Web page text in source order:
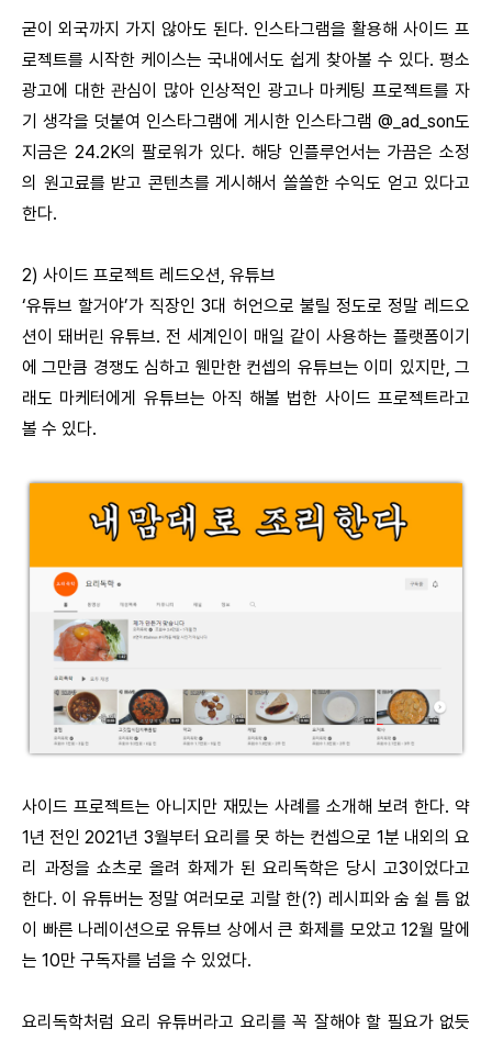
굳이 외국까지 가지 않아도 된다. 인스타그램을 활용해 사이드 프
로젝트를 시작한 케이스는 국내에서도 쉽게 찾아볼 수 있다. 평소
광고에 대한 관심이 많아 인상적인 광고나 마케팅 프로젝트를 자
기 생각을 덧붙여 인스타그램에 게시한 인스타그램 @_ad_son도
지금은 24.2K의 팔로워가 있다. 해당 인플루언서는 가끔은 소정
의 원고료를 받고 콘텐츠를 게시해서 쏠쏠한 수익도 얻고 있다고
한다.
2) 사이드 프로젝트 레드오션, 유튜브
‘유튜브 할거야’가 직장인 3대 허언으로 불릴 정도로 정말 레드오
션이 돼버린 유튜브. 전 세계인이 매일 같이 사용하는 플랫폼이기
에 그만큼 경쟁도 심하고 웬만한 컨셉의 유튜브는 이미 있지만, 그
래도 마케터에게 유튜브는 아직 해볼 법한 사이드 프로젝트라고
볼 수 있다.
사이드 프로젝트는 아니지만 재밌는 사례를 소개해 보려 한다. 약
1년 전인 2021년 3월부터 요리를 못 하는 컨셉으로 1분 내외의 요
리 과정을 쇼츠로 올려 화제가 된 요리독학은 당시 고3이었다고
한다. 이 유튜버는 정말 여러모로 괴랄 한(?) 레시피와 숨 쉴 틈 없
이 빠른 나레이션으로 유튜브 상에서 큰 화제를 모았고 12월 말에
는 10만 구독자를 넘을 수 있었다.
요리독학처럼 요리 유튜버라고 요리를 꼭 잘해야 할 필요가 없듯